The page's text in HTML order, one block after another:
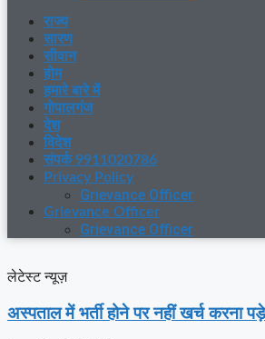
राज्य
सारण
सीवान
होम
हमारे बारे में
गोपालगंज
देश
विदेश
संपर्क 9911020786
Privacy Policy
Grievance Officer
Grievance Officer
Grievance Officer
लेटेस्ट न्यूज़
अस्‍पताल में भर्ती होने पर नहीं खर्च करना